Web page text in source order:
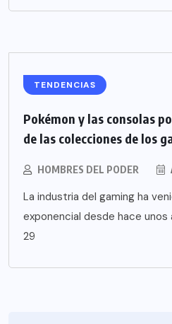
TENDENCIAS
Pokémon y las consolas
de las colecciones de los
HOMBRES DEL PODER
La industria del gaming ha
exponencial desde hace unos
29